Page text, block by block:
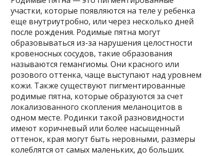
участки, которые появляются на теле у ребенка
еще внутриутробно, или через несколько дней
после рождения. Родимые пятна могут
образовываться из-за нарушения целостности
кровеносных сосудов, такие образования
называются гемангиомы. Они красного или
розового оттенка, чаще выступают над уровнем
кожи. Также существуют пигментированные
родимые пятна, которые образуются за счет
локализованного скопления меланоцитов в
одном месте. Родинки такой разновидности
имеют коричневый или более насыщенный
оттенок, края могут быть неровными, размеры
колеблятся от самых маленьких, до больших.